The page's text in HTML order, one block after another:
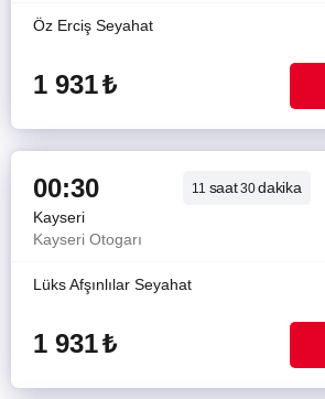
Öz Erciş Seyahat
1 931₺
00:30 11 saat30dakika
Kayseri
Kayseri Otogarı
Lüks Afşınlılar Seyahat
1 931₺